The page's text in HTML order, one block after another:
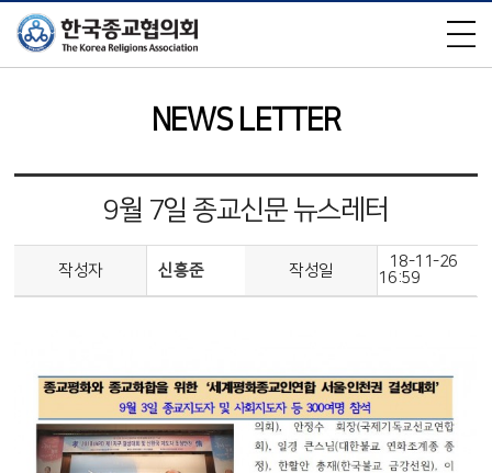
×
NEWS LETTER
9월 7일 종교신문 뉴스레터
작성자 신흥준 작성일
18-11-26
16:59